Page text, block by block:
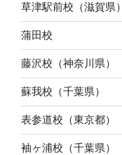
草津駅前校（滋賀県）
蒲田校
藤沢校（神奈川県）
蘇我校（千葉県）
表参道校（東京都）
袖ヶ浦校（千葉県）